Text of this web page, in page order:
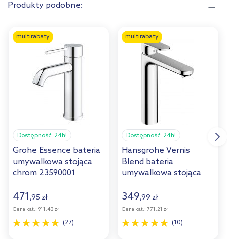
Produkty podobne:
multirabaty
Dostępność: 24h!
Grohe Essence bateria
umywalkowa stojąca
chrom 23590001
471 ,95 zł
Cena kat.: 911,43 zł
(27)
multirabaty
Dostępność:24h!
Hansgrohe Vernis
Blend bateria
umywalkowa stojąca
chrom 71582000
349,99 zł
Cena kat.: 771,21 zł
(10)